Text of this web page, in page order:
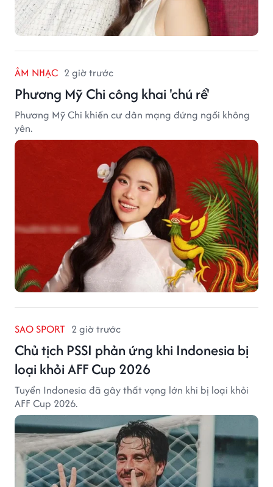
ÂM NHẠC 2 giờ trước
Phương Mỹ Chi công khai 'chú rể'
Phương Mỹ Chi khiến cư dân mạng đứng ngồi không
yên.
SAO SPORT 2 giờ trước
Chủ tịch PSSI phản ứng khi Indonesia bị
loại khỏi AFF Cup 2026
Tuyển Indonesia đã gây thất vọng lớn khi bị loại khỏi
AFF Cup 2026.